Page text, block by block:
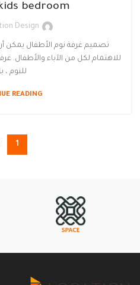
bedroom
Design
تصميم غرفة نوم الأطفال يمكن
للاهتمام لكل من الآباء والأطفال.
للنوم ،
READING
1